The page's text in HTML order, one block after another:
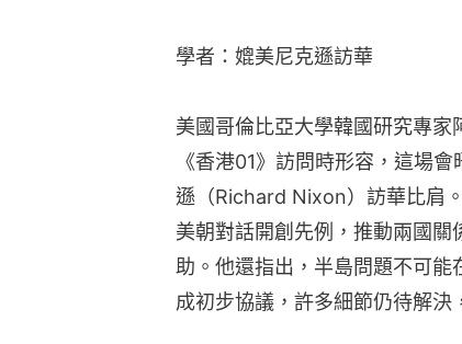
學者：媲美尼克遜訪華
美國哥倫比亞大學韓國研究專
《香港01》訪問時形容，這場
遜（Richard Nixon）訪華比肩
美朝對話開創先例，推動兩國
助。他還指出，半島問題不可
成初步協議，許多細節仍待解決